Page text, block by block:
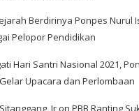
Berdirinya Ponpes Nurul
Pelopor Pendidikan
Hari Santri Nasional 2021,
Upacara dan Perlombaan
Iron PBB Ranting